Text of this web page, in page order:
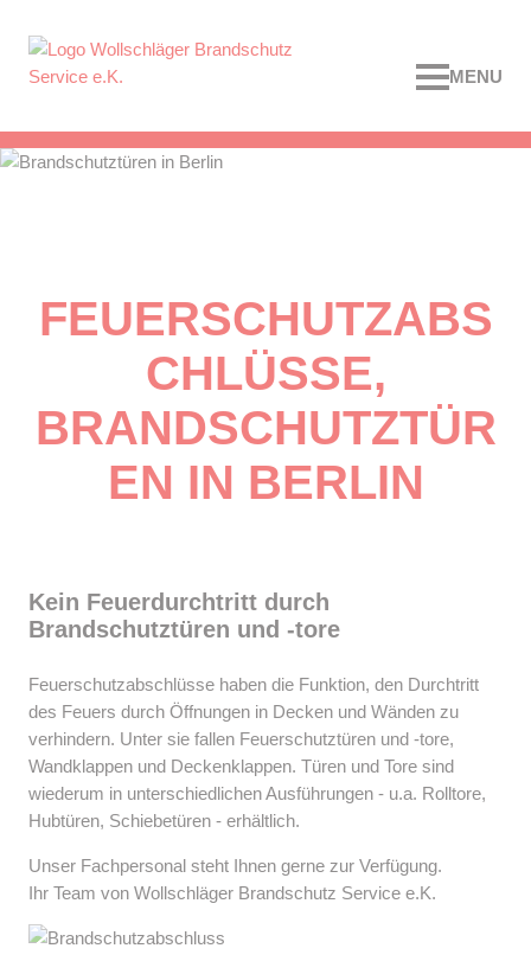
MENU
FEUERSCHUTZABS
CHLÜSSE,
BRANDSCHUTZTÜR
EN IN BERLIN
Kein Feuerdurchtritt durch
Brandschutztüren und -tore
Feuerschutzabschlüsse haben die Funktion, den Durchtritt
des Feuers durch Öffnungen in Decken und Wänden zu
verhindern. Unter sie fallen Feuerschutztüren und -tore,
Wandklappen und Deckenklappen. Türen und Tore sind
wiederum in unterschiedlichen Ausführungen - u.a. Rolltore,
Hubtüren, Schiebetüren - erhältlich.
Unser Fachpersonal steht Ihnen gerne zur Verfügung.
Ihr Team von Wollschläger Brandschutz Service e.K.